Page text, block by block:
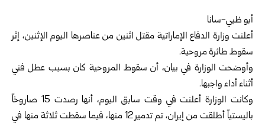
أبو ظبي-سانا
أعلنت وزارة الدفاع الإماراتية مقتل اثنين من عناصرها اليوم الإثنين، إثر
سقوط طائرة مروحية.
وأوضحت الوزارة في بيان، أن سقوط المروحية كان بسبب عطل فني
أثناء أداء واجبها.
وكانت الوزارة أعلنت في وقت سابق اليوم، أنها رصدت 15 صاروخاً
باليستياً أطلقت من إيران، تم تدمير 12 منها، فيما سقطت ثلاثة منها في